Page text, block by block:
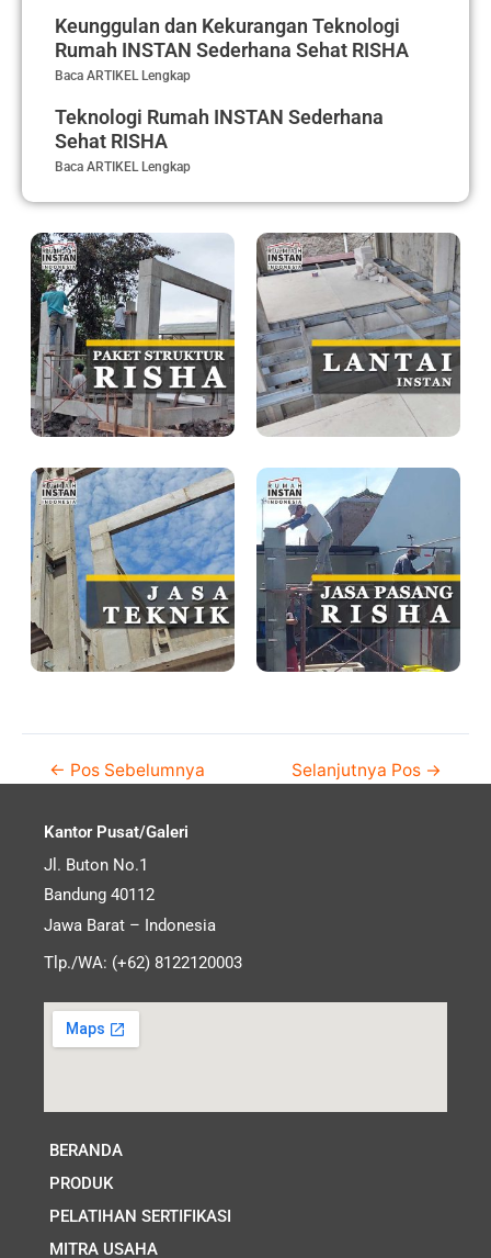
Keunggulan dan Kekurangan Teknologi
Rumah INSTAN Sederhana Sehat RISHA
Baca ARTIKEL Lengkap
Teknologi Rumah INSTAN Sederhana
Sehat RISHA​
Baca ARTIKEL Lengkap
← Pos Sebelumnya Selanjutnya Pos →
Kantor Pusat/Galeri
Jl. Buton No.1
Bandung 40112
Jawa Barat – Indonesia
Tlp./WA: (+62) 8122120003
BERANDA
PRODUK
PELATIHAN SERTIFIKASI
MITRA USAHA